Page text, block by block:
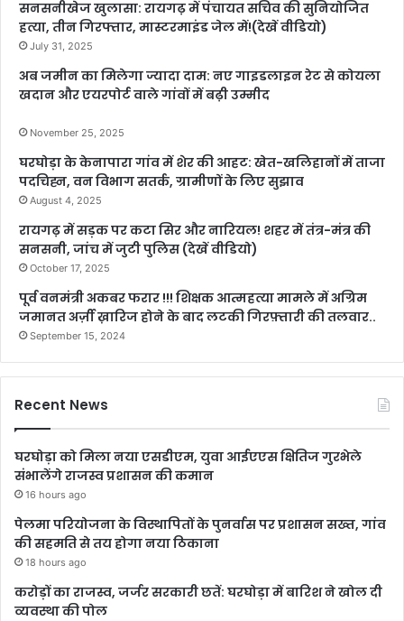
सनसनीखेज खुलासा: रायगढ़ में पंचायत सचिव की सुनियोजित
हत्या, तीन गिरफ्तार, मास्टरमाइंड जेल में!(देखें वीडियो)
July 31, 2025
अब जमीन का मिलेगा ज्यादा दाम: नए गाइडलाइन रेट से कोयला
खदान और एयरपोर्ट वाले गांवों में बढ़ी उम्मीद
November 25, 2025
घरघोड़ा के केनापारा गांव में शेर की आहट: खेत-खलिहानों में ताजा
पदचिह्न, वन विभाग सतर्क, ग्रामीणों के लिए सुझाव
August 4, 2025
रायगढ़ में सड़क पर कटा सिर और नारियल! शहर में तंत्र-मंत्र की
सनसनी, जांच में जुटी पुलिस (देखें वीडियो)
October 17, 2025
पूर्व वनमंत्री अकबर फरार !!! शिक्षक आत्महत्या मामले में अग्रिम
जमानत अर्ज़ी ख़ारिज होने के बाद लटकी गिरफ़्तारी की तलवार..
September 15, 2024
Recent News
घरघोड़ा को मिला नया एसडीएम, युवा आईएएस क्षितिज गुरभेले
संभालेंगे राजस्व प्रशासन की कमान
16 hours ago
पेलमा परियोजना के विस्थापितों के पुनर्वास पर प्रशासन सख्त, गांव
की सहमति से तय होगा नया ठिकाना
18 hours ago
करोड़ों का राजस्व, जर्जर सरकारी छतें: घरघोड़ा में बारिश ने खोल दी
व्यवस्था की पोल